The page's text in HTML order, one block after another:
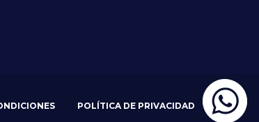
POLÍTICA DE PRIVACIDAD